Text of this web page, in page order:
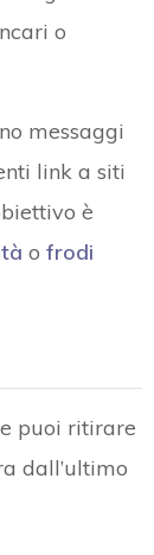
o
messaggi
link a siti
è
o frodi
puoi ritirare
dall’ultimo